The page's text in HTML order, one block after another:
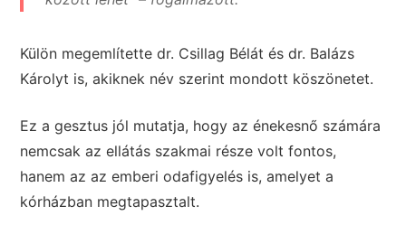
Külön megemlítette dr. Csillag Bélát és dr. Balázs
Károlyt is, akiknek név szerint mondott köszönetet.
Ez a gesztus jól mutatja, hogy az énekesnő számára
nemcsak az ellátás szakmai része volt fontos,
hanem az az emberi odafigyelés is, amelyet a
kórházban megtapasztalt.